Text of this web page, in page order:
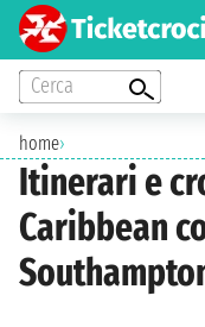
Cerca
home›
Itinerari e
Caribbean